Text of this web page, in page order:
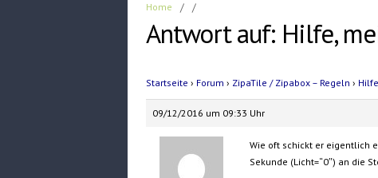
Home / /
Antwort auf: Hilfe,
Startseite › Forum › ZipaTile / Zipabox – Regeln ›
09/12/2016 um 09:33 Uhr
Wie oft schickt er eigentlich
Sekunde (Licht=“0″) an die